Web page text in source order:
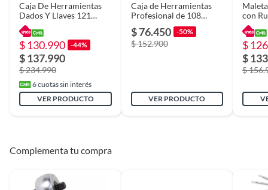
Cantidad de manillas 1
Garantía
Caja De Herramientas
Dados Y Llaves 121
Piezas Nuevas Terracota
$ 130.990 -44%
$ 137.990
$ 234.990
6cuotas sin interés
VER PRODUCTO
Caja de Herramientas
Profesional de 108
$ 76.450 -50%
$ 152.900
VER PRODUCTO
con
Piezas
$
$
$
Complementa tu compra